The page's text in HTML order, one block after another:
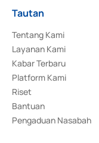
Tautan
Tentang Kami
Layanan Kami
Kabar Terbaru
Platform Kami
Riset
Bantuan
Pengaduan Nasabah